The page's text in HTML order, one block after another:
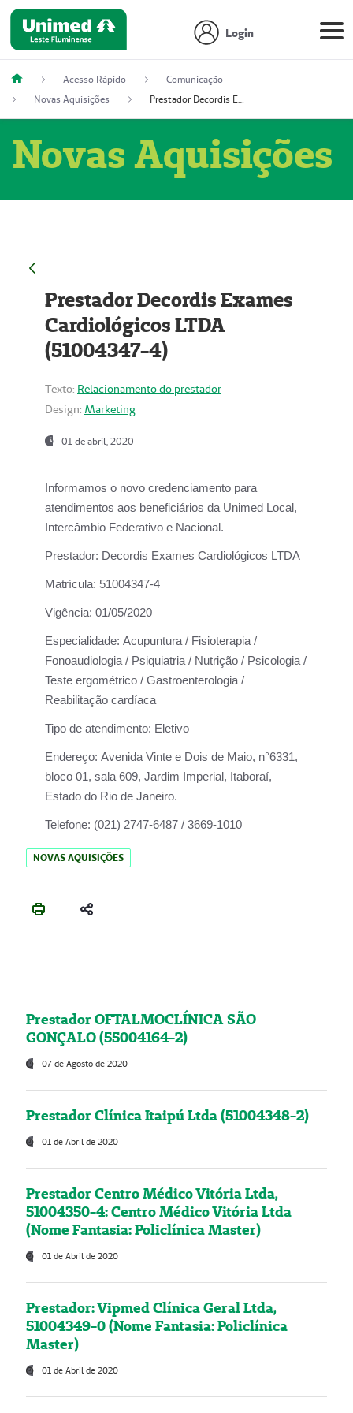
Login
Acesso Rápido
Comunicação
Novas Aquisições
Prestador Decordis Exames Cardiológicos LTDA (51004347-4)
Novas Aquisições
Prestador Decordis Exames
Cardiológicos LTDA
(51004347-4)
Texto: Relacionamento do prestador
Design: Marketing
01 de abril, 2020
Informamos o novo credenciamento para
atendimentos aos beneficiários da Unimed Local,
Intercâmbio Federativo e Nacional.
Prestador: Decordis Exames Cardiológicos LTDA
Matrícula: 51004347-4
Vigência: 01/05/2020
Especialidade: Acupuntura / Fisioterapia /
Fonoaudiologia / Psiquiatria / Nutrição / Psicologia /
Teste ergométrico / Gastroenterologia /
Reabilitação cardíaca
Tipo de atendimento: Eletivo
Endereço: Avenida Vinte e Dois de Maio, n°6331,
bloco 01, sala 609, Jardim Imperial, Itaboraí,
Estado do Rio de Janeiro.
Telefone: (021) 2747-6487 / 3669-1010
NOVAS AQUISIÇÕES
Prestador OFTALMOCLÍNICA SÃO
GONÇALO (55004164-2)
07 de Agosto de 2020
Prestador Clínica Itaipú Ltda (51004348-2)
01 de Abril de 2020
Prestador Centro Médico Vitória Ltda,
51004350-4: Centro Médico Vitória Ltda
(Nome Fantasia: Policlínica Master)
01 de Abril de 2020
Prestador: Vipmed Clínica Geral Ltda,
51004349-0 (Nome Fantasia: Policlínica
Master)
01 de Abril de 2020